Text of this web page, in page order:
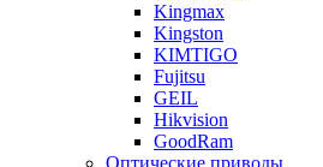
Kingmax
Kingston
KIMTIGO
Fujitsu
GEIL
Hikvision
GoodRam